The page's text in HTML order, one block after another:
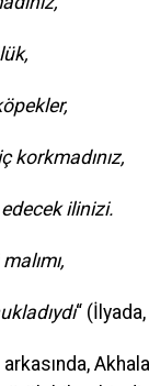
korkmadınız,
ilinizi.
“